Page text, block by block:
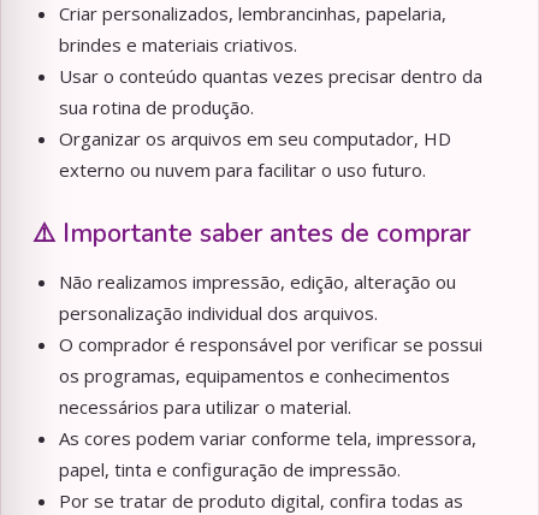
Criar personalizados, lembrancinhas, papelaria,
brindes e materiais criativos.
Usar o conteúdo quantas vezes precisar dentro da
sua rotina de produção.
Organizar os arquivos em seu computador, HD
externo ou nuvem para facilitar o uso futuro.
⚠️ Importante saber antes de comprar
Não realizamos impressão, edição, alteração ou
personalização individual dos arquivos.
O comprador é responsável por verificar se possui
os programas, equipamentos e conhecimentos
necessários para utilizar o material.
As cores podem variar conforme tela, impressora,
papel, tinta e configuração de impressão.
Por se tratar de produto digital, confira todas as